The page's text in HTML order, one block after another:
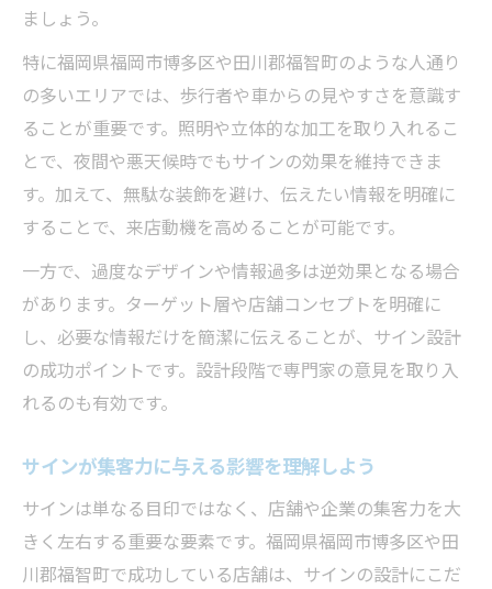
サインでブランド価値を高める実践的アプ
サイン設計がブランド認知に与える効果
福岡の実情に合うサイン設計成功のコツ
地域特性に適したサイン設計のポイント
現地で評価されるサイン設計の工夫とは
福岡エリアの集客に強いサインの特徴
店舗の個性を活かすサイン設計の実例
地域住民に親しまれるサイン作りの秘訣
ましょう。
特に福岡県福岡市博多区や田川郡福智町のような人通り
の多いエリアでは、歩行者や車からの見やすさを意識す
ることが重要です。照明や立体的な加工を取り入れるこ
とで、夜間や悪天候時でもサインの効果を維持できま
す。加えて、無駄な装飾を避け、伝えたい情報を明確に
することで、来店動機を高めることが可能です。
一方で、過度なデザインや情報過多は逆効果となる場合
があります。ターゲット層や店舗コンセプトを明確に
し、必要な情報だけを簡潔に伝えることが、サイン設計
の成功ポイントです。設計段階で専門家の意見を取り入
れるのも有効です。
サインが集客力に与える影響を理解しよう
サインは単なる目印ではなく、店舗や企業の集客力を大
きく左右する重要な要素です。福岡県福岡市博多区や田
川郡福智町で成功している店舗は、サインの設計にこだ